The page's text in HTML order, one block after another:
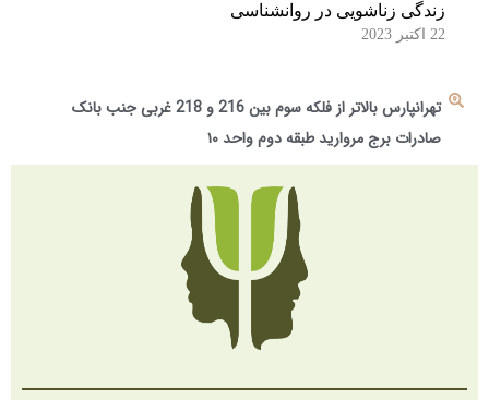
زندگی زناشویی در روانشناسی
تهرانپارس بالاتر از فلکه سوم بین 216 و 218 غربی جنب بانک
صادرات برج مروارید طبقه دوم واحد ۱۰